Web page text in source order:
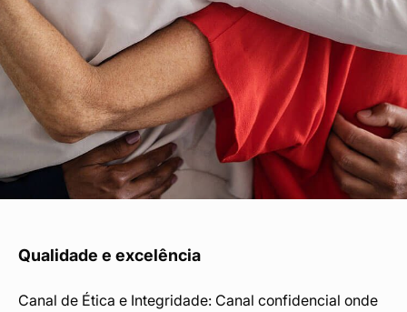
Qualidade e excelência
Canal de Ética e Integridade: Canal confidencial onde